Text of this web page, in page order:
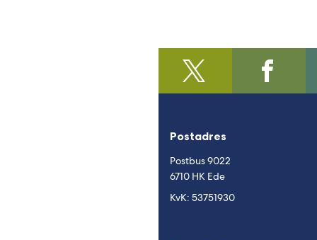
@regiofoodvalley
(Verwijst
naar
externe
naar
Postadres
Postbus 9022
6710 HK Ede
KvK: 53751930